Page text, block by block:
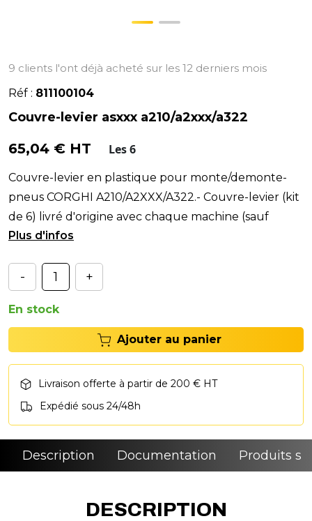
9 clients l'ont déjà acheté sur les 12 derniers mois
Réf : 811100104
Couvre-levier asxxx a210/a2xxx/a322
65,04 € HT Les 6
Couvre-levier en plastique pour monte/demonte-
pneus CORGHI A210/A2XXX/A322.- Couvre-levier (kit
de 6) livré d'origine avec chaque machine (sauf
A210N
- +
En stock
Ajouter au panier
Livraison offerte à partir de 200 € HT
Expédié sous 24/48h
Description Documentation Produits
DESCRIPTION